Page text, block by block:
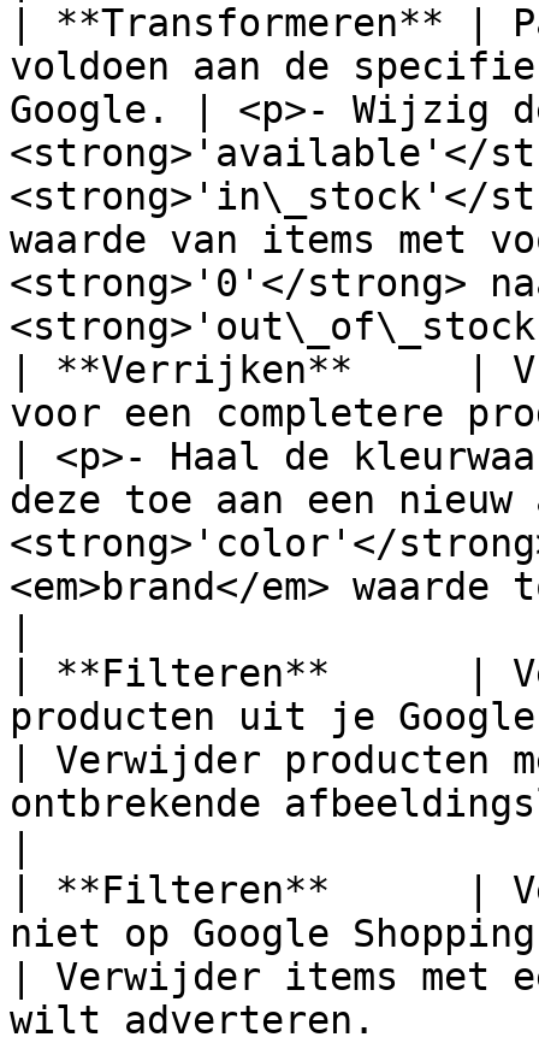
| **Transformeren** |
voldoen aan de
Google. | <p>- Wijzig
<strong>'available'</
<strong>'in\_stock'</
waarde van items met
<strong>'0'</strong>
| **Verrijken**     |
voor een completere
| <p>- Haal de
deze toe aan een nieuw
<strong>'color'</
<em>brand</em>
| **Filteren**      |
producten uit je
| Verwijder producten
ontbrekende
| **Filteren**      |
niet op Google
| Verwijder items met
wilt adverteren.